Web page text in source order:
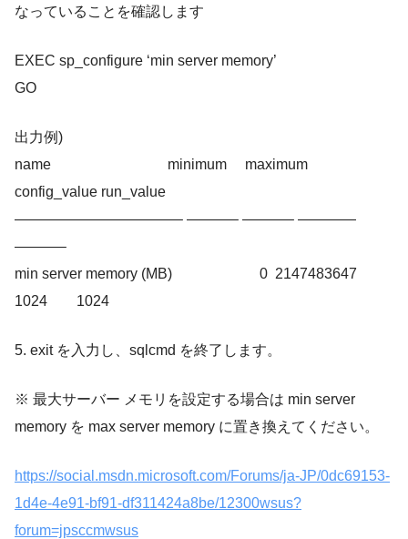
なっていることを確認します
EXEC sp_configure ‘min server memory’
GO
出力例)
name minimum maximum
config_value run_value
———————————– ———– ———– ————
———–
min server memory (MB) 0 2147483647
1024 1024
5. exit を入力し、sqlcmd を終了します。
※ 最大サーバー メモリを設定する場合は min server
memory を max server memory に置き換えてください。
https://social.msdn.microsoft.com/Forums/ja-JP/0dc69153-
1d4e-4e91-bf91-df311424a8be/12300wsus?
forum=jpsccmwsus